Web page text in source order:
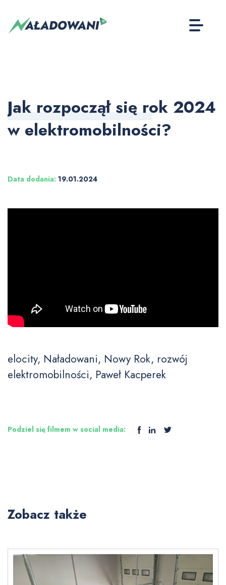
Jak rozpoczął się rok 2024
w elektromobilności?
Data dodania: 19.01.2024
elocity, Naładowani, Nowy Rok, rozwój
elektromobilności, Paweł Kacperek
Podziel się filmem w social media:
Zobacz także